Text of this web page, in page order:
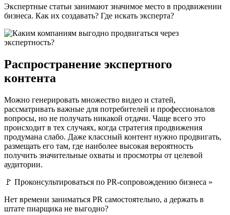
Экспертные статьи занимают значимое место в продвижении
бизнеса. Как их создавать? Где искать эксперта?
Распространение экспертного
контента
Можно генерировать множество видео и статей,
рассматривать важные для потребителей и профессионалов
вопросы, но не получать никакой отдачи. Чаще всего это
происходит в тех случаях, когда стратегия продвижения
продумана слабо. Даже классный контент нужно продвигать,
размещать его там, где наиболее высокая вероятность
получить значительные охваты и просмотры от целевой
аудитории.
🚩 Проконсультироваться по PR-сопровождению бизнеса »
Нет времени заниматься PR самостоятельно, а держать в
штате пиарщика не выгодно?